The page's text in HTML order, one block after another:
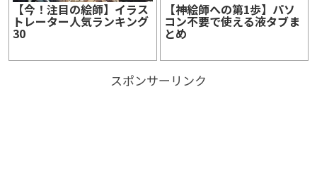
【今！注目の絵師】イラス
トレーター人気ランキング
30
【神絵師への第1歩】パソ
コン不要で使える液タブま
とめ
スポンサーリンク